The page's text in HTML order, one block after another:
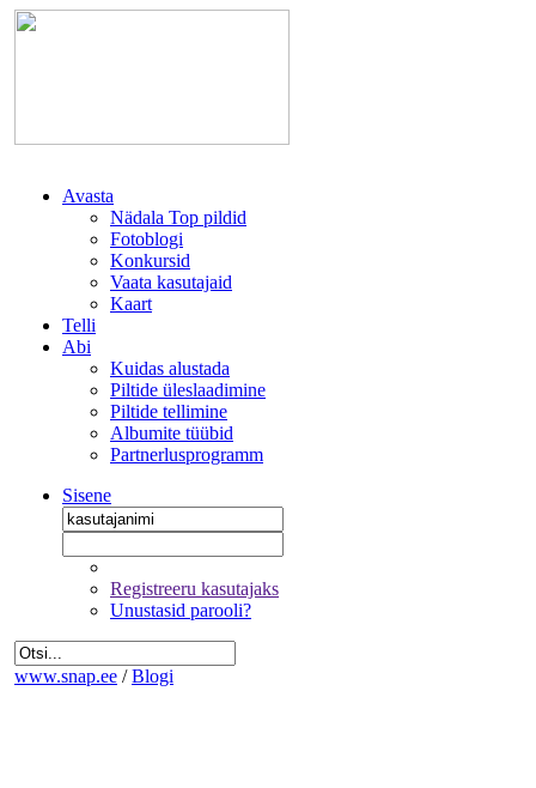
Avasta
Nädala Top pildid
Fotoblogi
Konkursid
Vaata kasutajaid
Kaart
Telli
Abi
Kuidas alustada
Piltide üleslaadimine
Piltide tellimine
Albumite tüübid
Partnerlusprogramm
Sisene
Registreeru kasutajaks
Unustasid parooli?
www.snap.ee / Blogi